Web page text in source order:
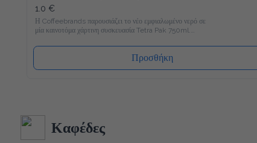
1.0 €
Η Coffeebrands παρουσιάζει το νέο εμφιαλωμένο νερό σε
μία καινοτόμα χάρτινη συσκευασία Tetra Pak 750ml.
ιδανικές αναλογίες μετάλλων και σε χάρτινη συσκευασία Tetra
Pak που θα επιτρέπει στους καταναλωτές μας να
απολαμβάνουν το εμφιαλωμένο νερό με νέο και φιλικό προς
λιγότερο δυνατό αντίκτυπο στο περιβάλλον. Ενώ ένα άλλο
πλεονέκτημα είναι ότι το καπάκι κλείνει ξανά, μετά από κάθε
χρήση, έτσι ώστε το νερό να διατηρείται πάντα φρέσκο ​​και
Προσθήκη
Καφέδες